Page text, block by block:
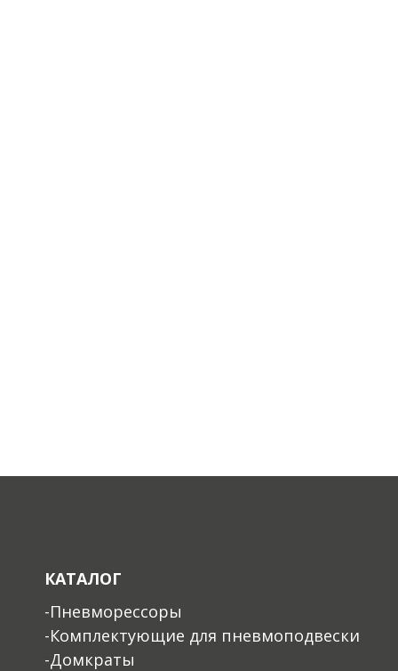
КАТАЛОГ
-Пневморессоры
-Комплектующие для пневмоподвески
-Домкраты